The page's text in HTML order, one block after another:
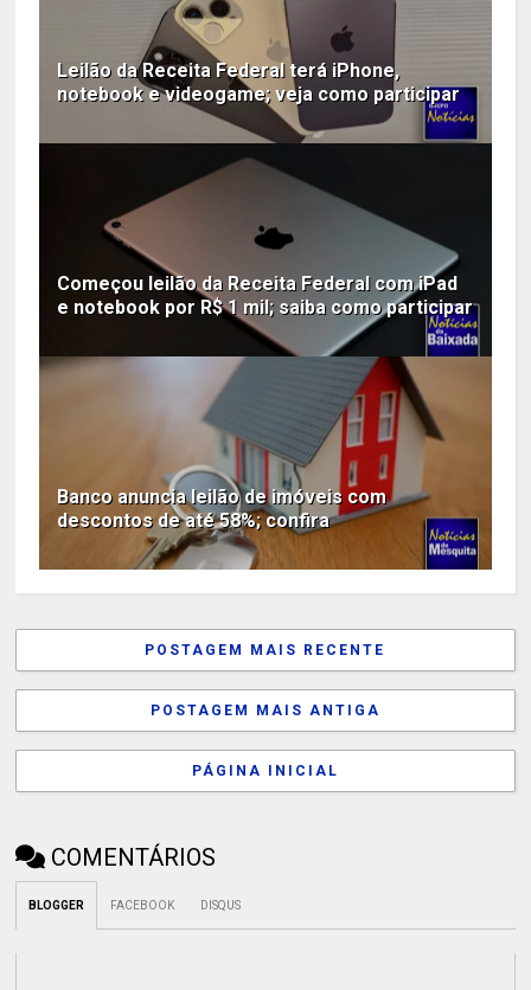
Leilão da Receita Federal terá iPhone,
notebook e videogame; veja como participar
Começou leilão da Receita Federal com iPad
e notebook por R$ 1 mil; saiba como participar
Banco anuncia leilão de imóveis com
descontos de até 58%; confira
POSTAGEM MAIS RECENTE
POSTAGEM MAIS ANTIGA
PÁGINA INICIAL
COMENTÁRIOS
BLOGGER FACEBOOK DISQUS